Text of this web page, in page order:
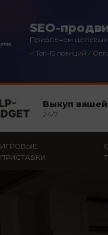
SEO-
Привлечем
✓Топ-10 позиций ✓
Выкуп вашей
24/7
ИГРОВЫЕ
ПРИСТАВКИ